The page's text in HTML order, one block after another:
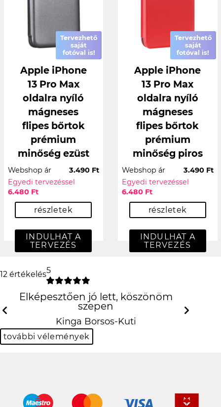
Tervezhető
saját
fotóval is!
Apple iPhone
13 Pro Max
oldalra nyíló
mágneses
flipes bőrtok
prémium
minőség ezüst
Webshop ár
3.490 Ft
Egyedi tervezéssel
6.480 Ft
részletek
INDULHAT A
TERVEZÉS
Tervezhető
saját
fotóval is!
Apple iPhone
13 Pro Max
oldalra nyíló
mágneses
flipes bőrtok
prémium
minőség piros
Webshop ár
3.490 Ft
Egyedi tervezéssel
6.480 Ft
részletek
INDULHAT A
TERVEZÉS
12 értékelés5
Elképesztően jó lett, köszönöm szepen
Kinga Borsos-Kuti
Previous
további vélemények